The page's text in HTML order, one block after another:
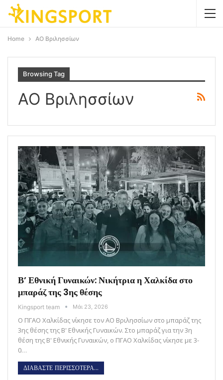
Home ΑΟ Βριλησσίων
Browsing Tag
ΑΟ Βριλησσίων
Β’ Εθνική Γυναικών: Νικήτρια η Χαλκίδα στο
μπαράζ της 3ης θέσης
Kingsport team Μάι 23, 2026
Ο ΠΓΑΟ Χαλκίδας νίκησε τον ΑΟ Βριλησσίων στο μπαράζ της
3ης θέσης της Β' Εθνικής Γυναικών. Στο μπαράζ για την 3η
θέση της Β' Εθνικής Γυναικών, ο ΠΓΑΟ Χαλκίδας νίκησε με 3-
0…
ΔΙΑΒΑΣΤΕ ΠΕΡΙΣΣΟΤΕΡΑ...